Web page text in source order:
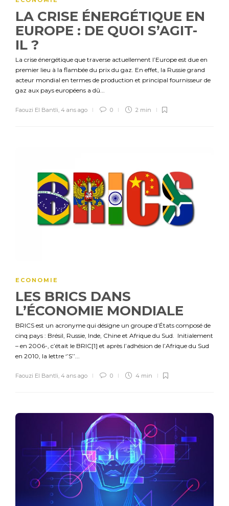
LA CRISE ÉNERGÉTIQUE EN
EUROPE : DE QUOI S’AGIT-
IL ?
La crise énergétique que traverse actuellement l’Europe est due en
premier lieu à la flambée du prix du gaz. En effet, la Russie grand
acteur mondial en termes de production et principal fournisseur de
gaz aux pays européens a dû...
Faouzi El Bantli, 4 ans ago 0 2 min
ECONOMIE
LES BRICS DANS
L’ÉCONOMIE MONDIALE
BRICS est un acronyme qui désigne un groupe d’États composé de
cinq pays : Brésil, Russie, Inde, Chine et Afrique du Sud. Initialement
– en 2006-, c’était le BRIC[1] et après l’adhésion de l’Afrique du Sud
en 2010, la lettre ‘’S’’...
Faouzi El Bantli, 4 ans ago 0 4 min